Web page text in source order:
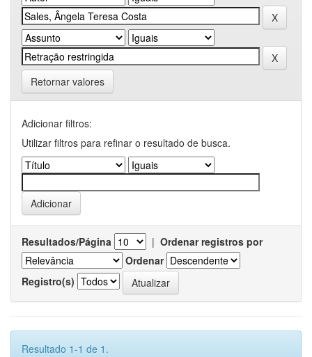
Retornar valores
Adicionar filtros:
Utilizar filtros para refinar o resultado de busca.
Resultados/Página | Ordenar registros por
Ordenar
Registro(s)
Resultado 1-1 de 1.